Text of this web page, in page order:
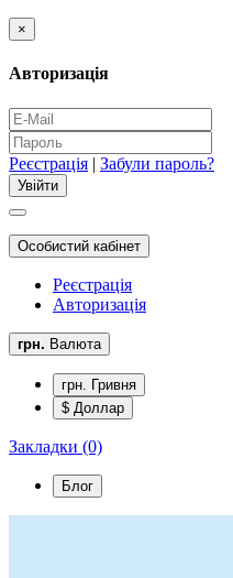
×
Авторизація
Реєстрація | Забули пароль?
Особистий кабінет
Реєстрація
Авторизація
грн. Валюта
грн. Гривня
$ Доллар
Закладки (0)
Блог